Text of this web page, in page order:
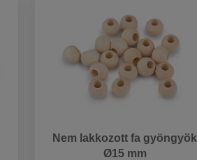
Nem lakkozott fa gyöngyök
Ø15 mm